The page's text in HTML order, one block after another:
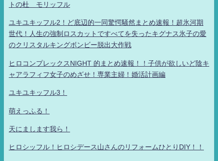
トの杜 モリッフル
ユキユキッフル2！ど底辺的一同驚愕騒然まとめ速報！超氷河期
世代！人生の強制ロスカットですべてを失ったキグナス氷子の愛
のクリスタルキングボンビー脱出大作戦
ヒロコンプレックスNIGHT 的まとめ速報！！子供が欲しいど陰キ
ャアラフィフ女子のめざせ！専業主婦！婚活計画編
ユキユキッフル3！
萌えっふる！
天にまします我ら！
ヒロシッフル！ヒロシデース山さんのリフォームひとりDIY！！